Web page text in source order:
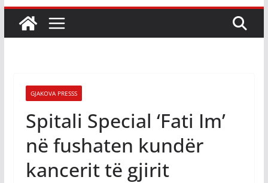
GJAKOVA PRESSS
Spitali Special ‘Fati Im’
në fushaten kundër
kancerit të gjirit